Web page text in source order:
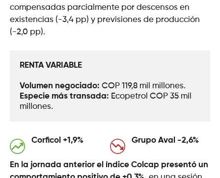
compensadas parcialmente por descensos en
existencias (-3,4 pp) y previsiones de producción
(-2,0 pp).
RENTA VARIABLE
Volumen negociado: COP 119,8 mil millones.
Especie más transada: Ecopetrol COP 35 mil
millones.
Corficol +1,9% Grupo Aval -2,6%
En la jornada anterior el índice Colcap presentó un